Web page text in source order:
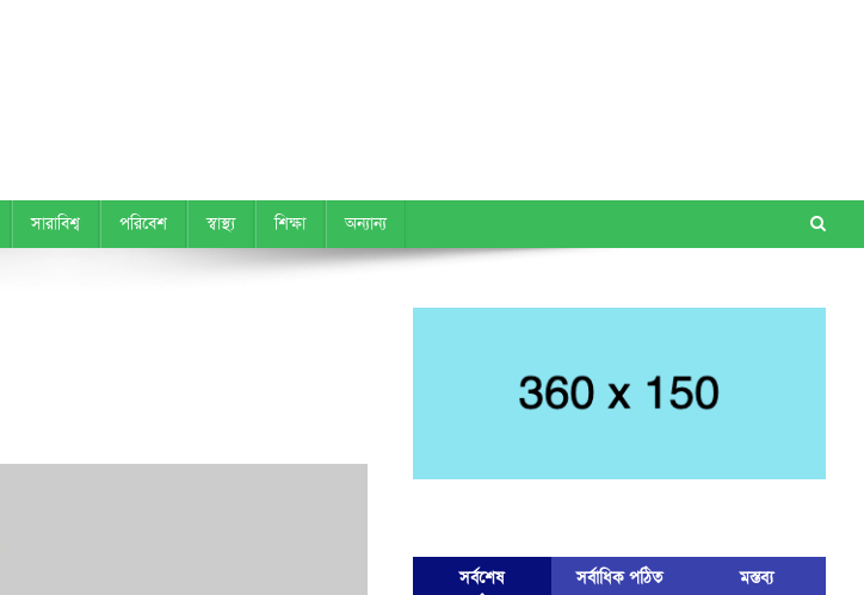
সারাবিশ্ব পরিবেশ স্বাস্থ্য শিক্ষা অন্যান্য
সর্বশেষ সর্বাধিক পঠিত মস্তব্য